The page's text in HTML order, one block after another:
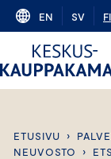
Skip
content
EN SV FI
ETUSIVU ›
NEUVOSTO
›